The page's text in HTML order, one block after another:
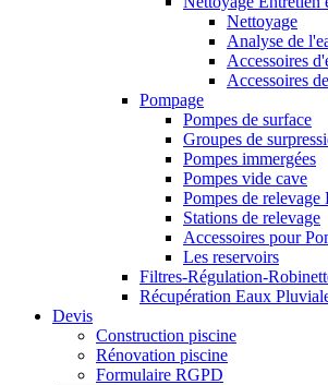
Nettoyage
Analyse de
Accessoires
Accessoires
Pompage
Pompes de surface
Groupes de
Pompes immergées
Pompes vide cave
Pompes de relevage
Stations de relevage
Accessoires pour
Les reservoirs
Filtres-Régulation-
Récupération Eaux
Devis
Construction piscine
Rénovation piscine
Formulaire RGPD